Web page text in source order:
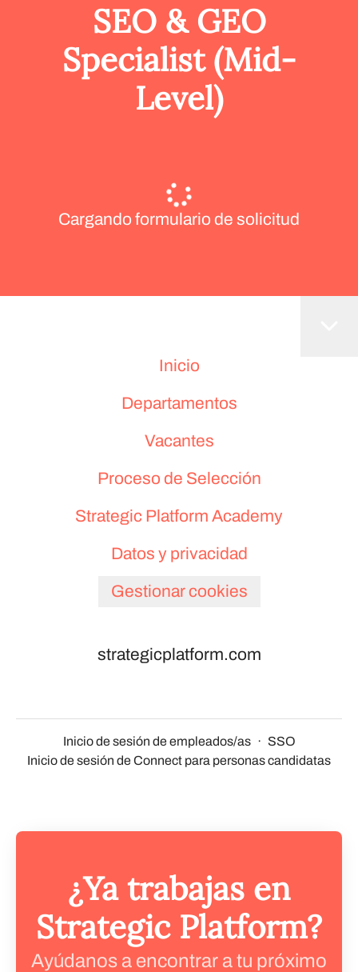
SEO & GEO
Specialist (Mid-
Level)
Cargando formulario de solicitud
Inicio
Departamentos
Vacantes
Proceso de Selección
Strategic Platform Academy
Datos y privacidad
Gestionar cookies
strategicplatform.com
Inicio de sesión de empleados/as · SSO
Inicio de sesión de Connect para personas candidatas
¿Ya trabajas en
Strategic Platform?
Ayúdanos a encontrar a tu próximo